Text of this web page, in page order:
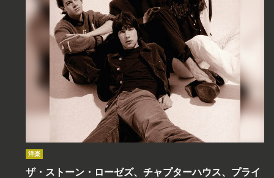
洋楽
ザ・ストーン・ローゼズ、チャプターハウス、プライ